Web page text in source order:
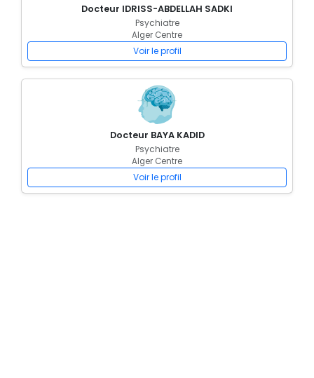
Docteur IDRISS-ABDELLAH SADKI
Psychiatre
Alger Centre
Voir le profil
Docteur BAYA KADID
Psychiatre
Alger Centre
Voir le profil